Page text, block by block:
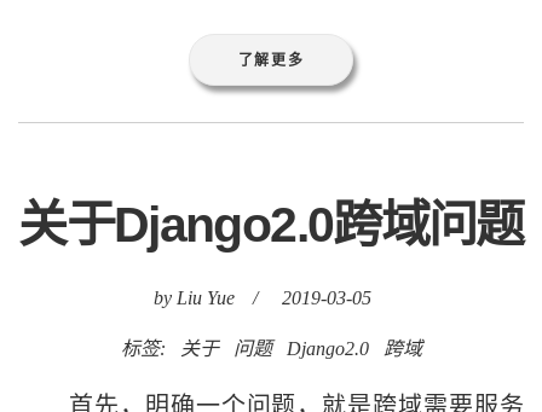
了解更多
关于Django2.0跨域问题
by Liu Yue / 2019-03-05
标签: 关于 问题 Django2.0 跨域
首先，明确一个问题，就是跨域需要服务